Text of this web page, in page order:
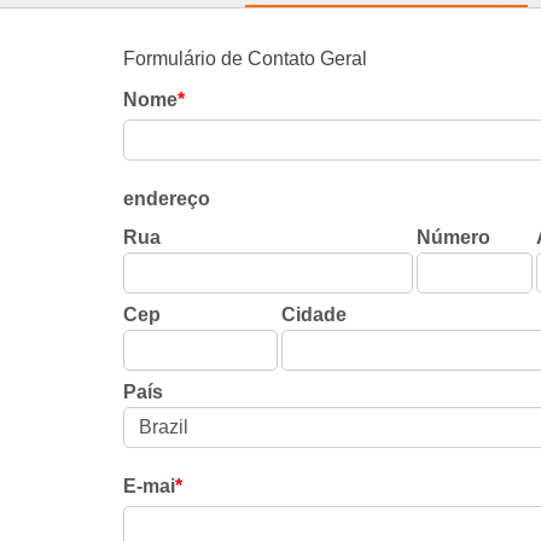
Formulário de Contato Geral
Nome*
endereço
Rua
Número
Cep Cidade
País
E-mai*